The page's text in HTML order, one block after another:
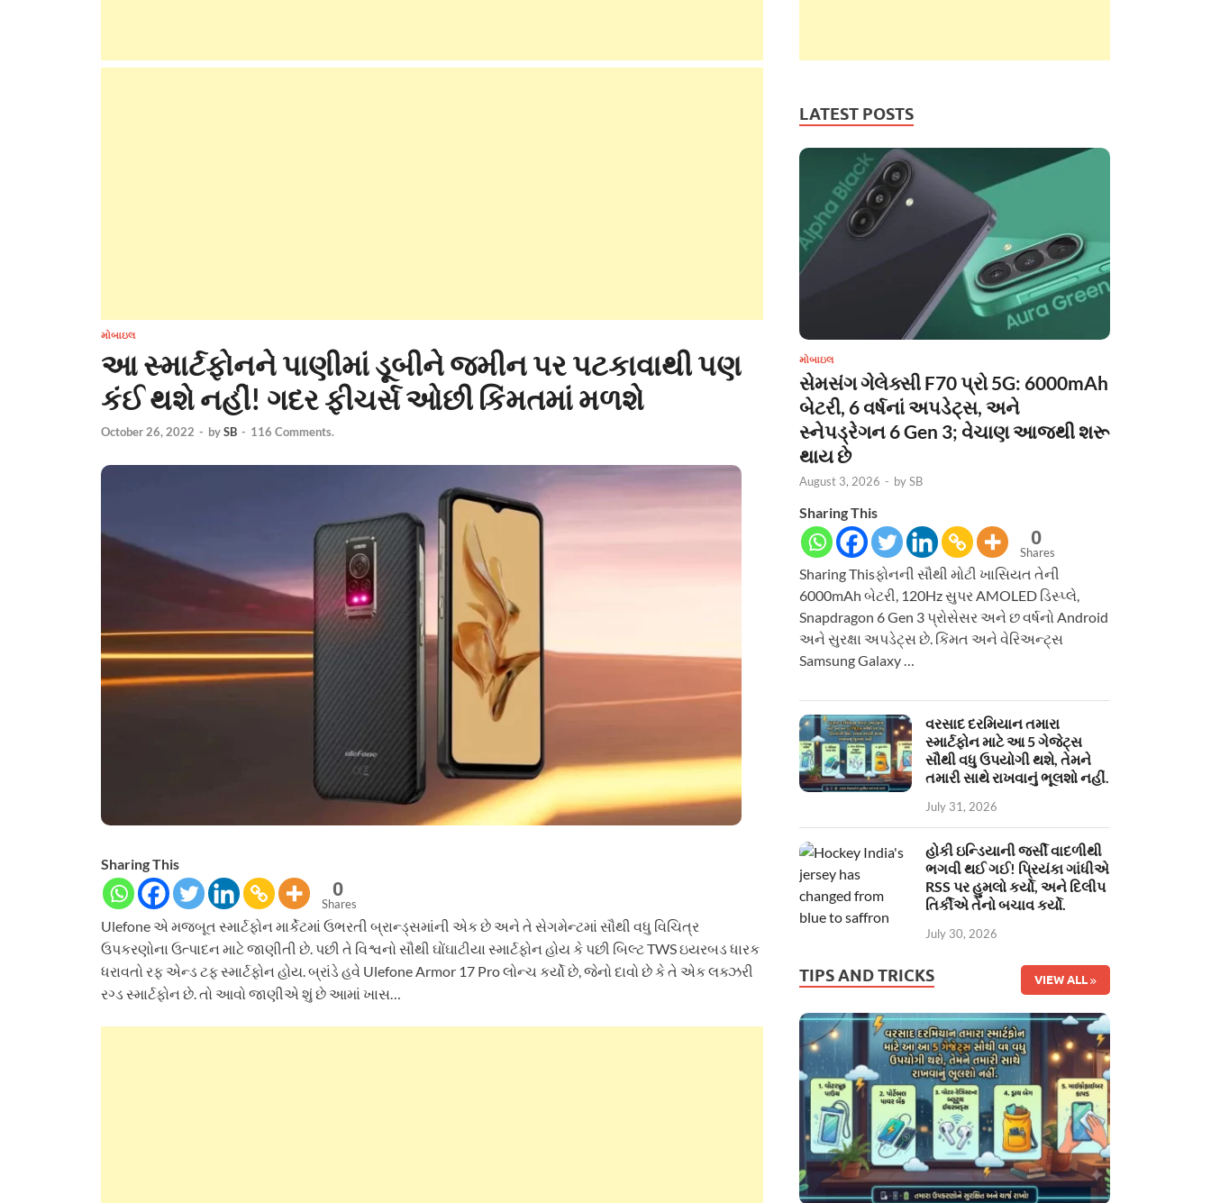
મોબાઇલ
આ સ્માર્ટફોનને પાણીમાં ડૂબીને જમીન પર પટકાવાથી પણ
કંઈ થશે નહીં! ગદર ફીચર્સ ઓછી કિંમતમાં મળશે
October 26, 2022 - bySB - 116 Comments.
Sharing This
0
Shares
Ulefone એ મજબૂત સ્માર્ટફોન માર્કેટમાં ઉભરતી બ્રાન્ડ્સમાંની એક છે અને તે સેગમેન્ટમાં સૌથી વધુ વિચિત્ર
ઉપકરણોના ઉત્પાદન માટે જાણીતી છે. પછી તે વિશ્વનો સૌથી ઘોંઘાટીયા સ્માર્ટફોન હોય કે પછી બિલ્ટ TWS ઇયરબડ ધારક
ધરાવતો રફ એન્ડ ટફ સ્માર્ટફોન હોય. બ્રાંડે હવે Ulefone Armor 17 Pro લોન્ચ કર્યો છે, જેનો દાવો છે કે તે એક લક્ઝરી
રગ્ડ સ્માર્ટફોન છે. તો આવો જાણીએ શું છે આમાં ખાસ…
LATEST POSTS
મોબાઇલ
સેમસંગ ગેલેક્સી F70 પ્રો 5G: 6000mAh
બેટરી, 6 વર્ષનાં અપડેટ્સ, અને
સ્નેપડ્રેગન 6 Gen 3; વેચાણ આજથી શરૂ
થાય છે
August 3, 2026 - bySB
Sharing This
0
Shares
Sharing Thisફોનની સૌથી મોટી ખાસિયત તેની
6000mAh બેટરી, 120Hz સુપર AMOLED ડિસ્પ્લે,
Snapdragon 6 Gen 3 પ્રોસેસર અને છ વર્ષનો Android
અને સુરક્ષા અપડેટ્સ છે. કિંમત અને વેરિઅન્ટ્સ
Samsung Galaxy …
વરસાદ દરમિયાન તમારા
સ્માર્ટફોન માટે આ 5 ગેજેટ્સ
સૌથી વધુ ઉપયોગી થશે, તેમને
તમારી સાથે રાખવાનું ભૂલશો નહીં.
July 31, 2026
હોકી ઇન્ડિયાની જર્સી વાદળીથી
ભગવી થઈ ગઈ! પ્રિયંકા ગાંધીએ
RSS પર હુમલો કર્યો, અને દિલીપ
તિર્કીએ તેનો બચાવ કર્યો.
July 30, 2026
TIPS AND TRICKS VIEW ALL